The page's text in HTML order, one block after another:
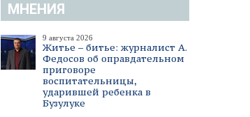
МНЕНИЯ
9 августа 2026
Житье – битье: журналист А.
Федосов об оправдательном
приговоре
воспитательницы,
ударившей ребенка в
Бузулуке